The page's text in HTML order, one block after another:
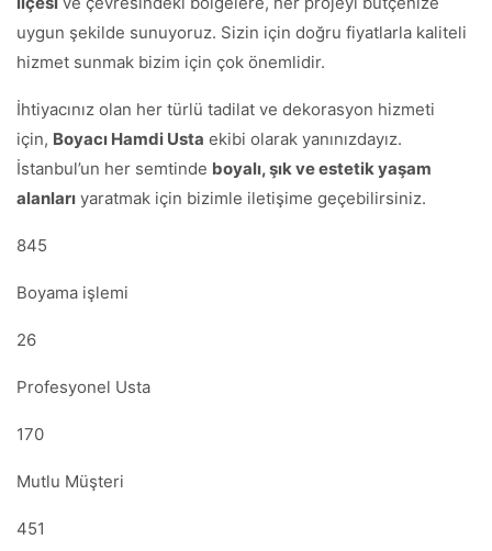
uygun şekilde sunuyoruz. Sizin için doğru fiyatlarla kaliteli
hizmet sunmak bizim için çok önemlidir.
İhtiyacınız olan her türlü tadilat ve dekorasyon hizmeti
için, Boyacı Hamdi Usta ekibi olarak yanınızdayız.
İstanbul’un her semtinde boyalı, şık ve estetik yaşam
alanları yaratmak için bizimle iletişime geçebilirsiniz.
845
Boyama işlemi
26
Profesyonel Usta
170
Mutlu Müşteri
451